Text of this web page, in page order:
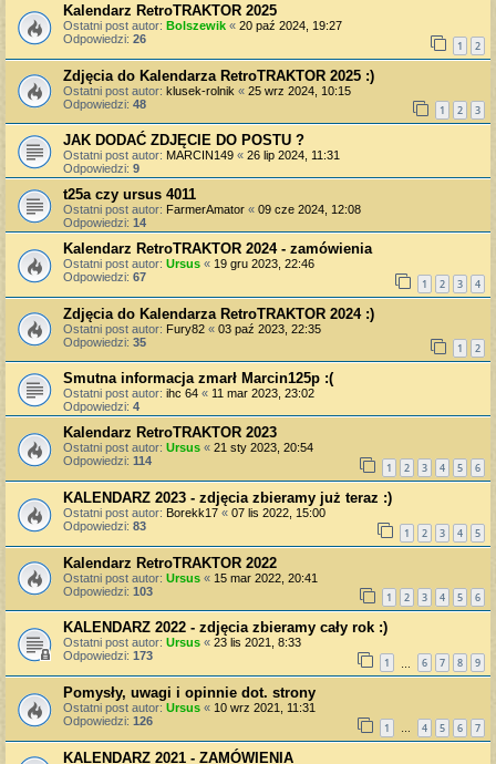
Kalendarz RetroTRAKTOR 2025
Ostatni post autor: Bolszewik « 20 paź 2024, 19:27
Odpowiedzi: 26 1 2
Zdjęcia do Kalendarza RetroTRAKTOR 2025 :)
Ostatni post autor: klusek-rolnik « 25 wrz 2024, 10:15
Odpowiedzi: 48 1 2 3
JAK DODAĆ ZDJĘCIE DO POSTU ?
Ostatni post autor: MARCIN149 « 26 lip 2024, 11:31
Odpowiedzi: 9
t25a czy ursus 4011
Ostatni post autor: FarmerAmator « 09 cze 2024, 12:08
Odpowiedzi: 14
Kalendarz RetroTRAKTOR 2024 - zamówienia
Ostatni post autor: Ursus « 19 gru 2023, 22:46
Odpowiedzi: 67 1 2 3 4
Zdjęcia do Kalendarza RetroTRAKTOR 2024 :)
Ostatni post autor: Fury82 « 03 paź 2023, 22:35
Odpowiedzi: 35 1 2
Smutna informacja zmarł Marcin125p :(
Ostatni post autor: ihc 64 « 11 mar 2023, 23:02
Odpowiedzi: 4
Kalendarz RetroTRAKTOR 2023
Ostatni post autor: Ursus « 21 sty 2023, 20:54
Odpowiedzi: 114 1 2 3 4 5 6
KALENDARZ 2023 - zdjęcia zbieramy już teraz :)
Ostatni post autor: Borekk17 « 07 lis 2022, 15:00
Odpowiedzi: 83 1 2 3 4 5
Kalendarz RetroTRAKTOR 2022
Ostatni post autor: Ursus « 15 mar 2022, 20:41
Odpowiedzi: 103 1 2 3 4 5 6
KALENDARZ 2022 - zdjęcia zbieramy cały rok :)
Ostatni post autor: Ursus « 23 lis 2021, 8:33
Odpowiedzi: 173 1 6 7 8 9
Pomysły, uwagi i opinnie dot. strony
Ostatni post autor: Ursus « 10 wrz 2021, 11:31
Odpowiedzi: 126 1 … 4 5 6 7
KALENDARZ 2021 - ZAMÓWIENIA